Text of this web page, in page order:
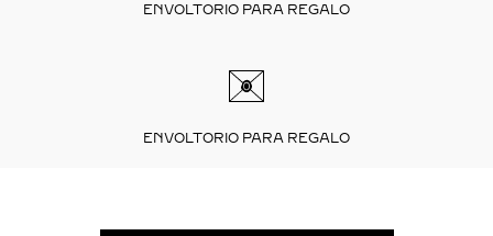
ENVOLTORIO PARA REGALO
ENVOLTORIO PARA REGALO